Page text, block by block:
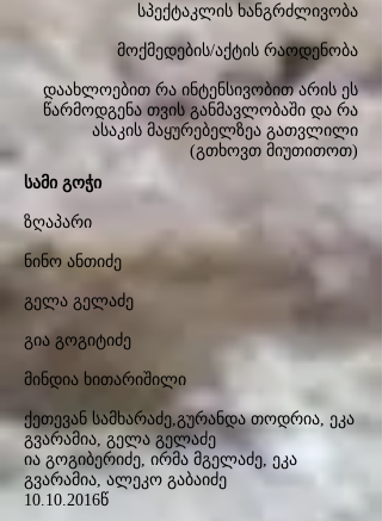
სპექტაკლის ხანგრძლივობა
მოქმედების/აქტის რაოდენობა
დაახლოებით რა ინტენსივობით არის ეს
წარმოდგენა თვის განმავლობაში და რა
ასაკის მაყურებელზეა გათვლილი
(გთხოვთ მიუთითოთ)
სამი გოჭი
ზღაპარი
ნინო ანთიძე
გელა გელაძე
გია გოგიტიძე
მინდია ხითარიშილი
ქეთევან სამხარაძე,გურანდა თოდრია, ეკა
გვარამია, გელა გელაძე
ია გოგიბერიძე, ირმა მგელაძე, ეკა
გვარამია, ალეკო გაბაიძე
10.10.2016წ